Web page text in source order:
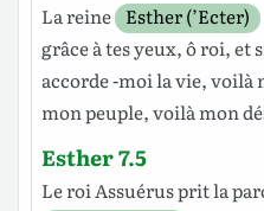
Lareine Esther (’Ecter)
grâceà tesyeux, ôroi, et
accorde-moi lavie, voilà
monpeuple, voilà mon
Esther 7.5
LeroiAssuérusprit la